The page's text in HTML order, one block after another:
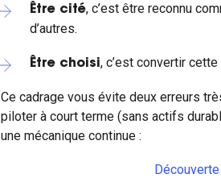
Être cité, c’est être reconnu
d’autres.
Être choisi, c’est convertir
Ce cadrage vous évite deux erreurs
piloter à court terme (sans actifs
une mécanique continue :